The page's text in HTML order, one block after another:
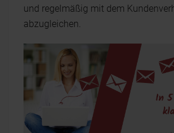
und regelmäßig mit dem
abzugleichen.